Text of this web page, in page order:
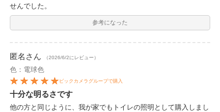
せんでした。
参考になった
匿名 さん （2026/6/2にレビュー）
色：電球色
ビックカメラグループで購入
十分な明るさです
他の方と同じように、我が家でもトイレの照明として購入しまし